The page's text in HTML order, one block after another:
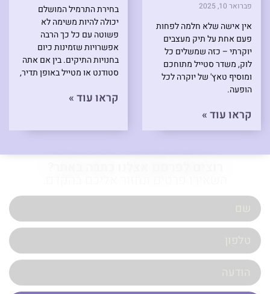
פברואר 10, 2025
אין אישה שלא חלמה לפחות
פעם אחת על תיק מעצבים
יוקרתי – כזה שמשלים כל
לוק, משדר סטייל מתוחכם
ומוסיף טאץ' של יוקרה לכל
הופעה.
קראו עוד »
בחירת התרמיל המושלם
יכולה להיות משימה לא
פשוטה עם כל כך הרבה
אפשרויות שזמינות כיום
בחנויות התיקים. בין אם אתה
סטודנט או מטייל באופן תדיר,
קראו עוד »